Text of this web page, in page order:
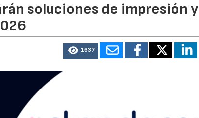
soluciones de impresión y
1637